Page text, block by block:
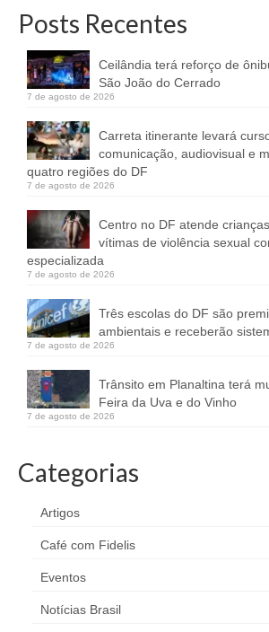
Posts Recentes
Ceilândia terá reforço de
São João do Cerrado
7 de agosto de 2026
Carreta itinerante levará
comunicação, audiovisual e
quatro regiões do DF
7 de agosto de 2026
Centro no DF atende
vítimas de violência sexual
especializada
7 de agosto de 2026
Três escolas do DF são
ambientais e receberão
7 de agosto de 2026
Trânsito em Planaltina terá
Feira da Uva e do Vinho
7 de agosto de 2026
Categorias
Artigos
Café com Fidelis
Eventos
Notícias Brasil